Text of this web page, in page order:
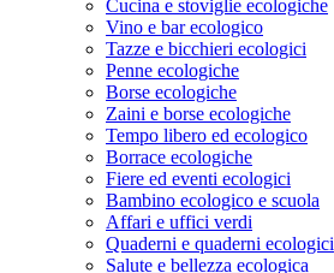
Cucina e stoviglie ecologiche
Vino e bar ecologico
Tazze e bicchieri ecologici
Penne ecologiche
Borse ecologiche
Zaini e borse ecologiche
Tempo libero ed ecologico
Borrace ecologiche
Fiere ed eventi ecologici
Bambino ecologico e scuola
Affari e uffici verdi
Quaderni e quaderni ecologici
Salute e bellezza ecologica